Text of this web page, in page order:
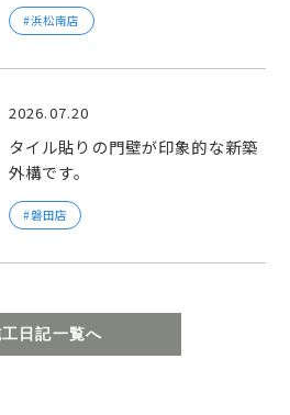
浜松南店
2026.07.20
タイル貼りの門壁が印象的な新築
外構です。
磐田店
日記一覧へ